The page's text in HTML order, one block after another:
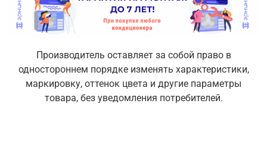
Производитель оставляет за собой право в
одностороннем порядке изменять характеристики,
маркировку, оттенок цвета и другие параметры
товара, без уведомления потребителей.